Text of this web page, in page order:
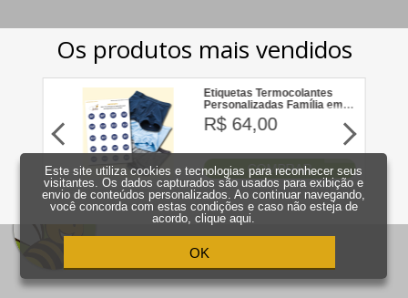
Este site utiliza cookies e tecnologias para reconhecer seus
visitantes. Os dados capturados são usados para exibição e
envio de conteúdos personalizados. Ao continuar navegando,
você concorda com estas condições e caso não esteja de
acordo,clique aqui.
OK